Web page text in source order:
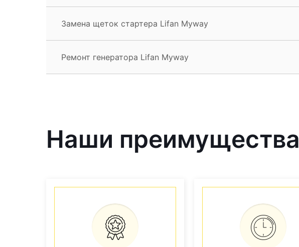
Замена щеток стартера Lifan Myway
Ремонт генератора Lifan Myway
Наши преимущества